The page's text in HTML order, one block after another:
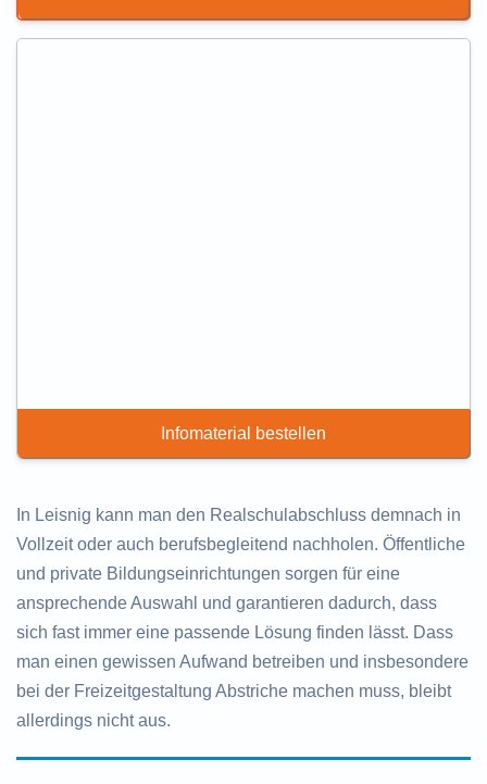
Infomaterial bestellen
In Leisnig kann man den Realschulabschluss demnach in
Vollzeit oder auch berufsbegleitend nachholen. Öffentliche
und private Bildungseinrichtungen sorgen für eine
ansprechende Auswahl und garantieren dadurch, dass
sich fast immer eine passende Lösung finden lässt. Dass
man einen gewissen Aufwand betreiben und insbesondere
bei der Freizeitgestaltung Abstriche machen muss, bleibt
allerdings nicht aus.